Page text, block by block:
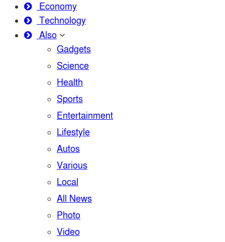
Economy
Technology
Also
Gadgets
Science
Health
Sports
Entertainment
Lifestyle
Autos
Various
Local
All News
Photo
Video